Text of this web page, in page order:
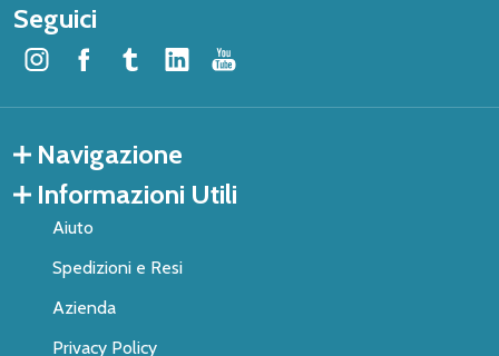
Seguici
Navigazione
Informazioni Utili
Aiuto
Spedizioni e Resi
Azienda
Privacy Policy